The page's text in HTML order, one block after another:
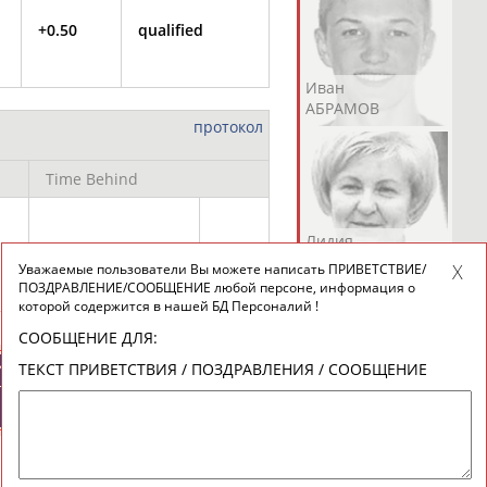
Валерий
АБРАМОВ
Иван
АБРАМОВ
Екатерина
АБРАМОВА
Ирина
АБРАМОВА
Лидия
АБРАМОВА
Осеп
Рамиль
+0.50 qualified
протокол
Time Behind
СПОРТИВНЫЕ
НОВОСТИ И
Уважаемые пользователи Вы можете написать ПРИВЕТСТВИЕ/
ПОЗДРАВЛЕНИЕ/СООБЩЕНИЕ любой персоне, информация о
которой содержится в нашей БД Персоналий !
СООБЩЕНИЕ ДЛЯ:
ТЕКСТ ПРИВЕТСТВИЯ / ПОЗДРАВЛЕНИЯ / СООБЩЕНИЕ